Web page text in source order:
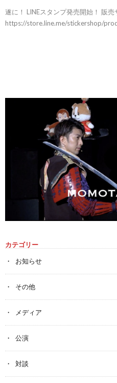
遂に！ LINEスタンプ発売開始！ 販売
https://store.line.me/stickershop/
カテゴリー
お知らせ
その他
メディア
公演
対談